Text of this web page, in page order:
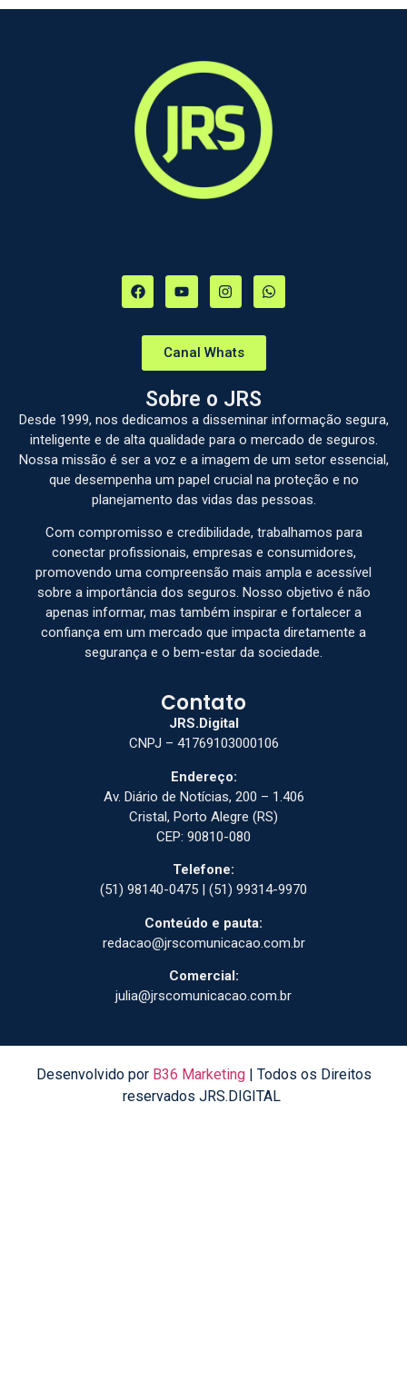
Canal Whats
Sobre o JRS
Desde 1999, nos dedicamos a disseminar informação segura,
inteligente e de alta qualidade para o mercado de seguros.
Nossa missão é ser a voz e a imagem de um setor essencial,
que desempenha um papel crucial na proteção e no
planejamento das vidas das pessoas.
Com compromisso e credibilidade, trabalhamos para
conectar profissionais, empresas e consumidores,
promovendo uma compreensão mais ampla e acessível
sobre a importância dos seguros. Nosso objetivo é não
apenas informar, mas também inspirar e fortalecer a
confiança em um mercado que impacta diretamente a
segurança e o bem-estar da sociedade.
Contato
JRS.Digital
CNPJ – 41769103000106
Endereço:
Av. Diário de Notícias, 200 – 1.406
Cristal, Porto Alegre (RS)
CEP: 90810-080
Telefone:
(51) 98140-0475 | (51) 99314-9970
Conteúdo e pauta:
redacao@jrscomunicacao.com.br
Comercial:
julia@jrscomunicacao.com.br
Desenvolvido por B36 Marketing| Todos os Direitos
reservados JRS.DIGITAL